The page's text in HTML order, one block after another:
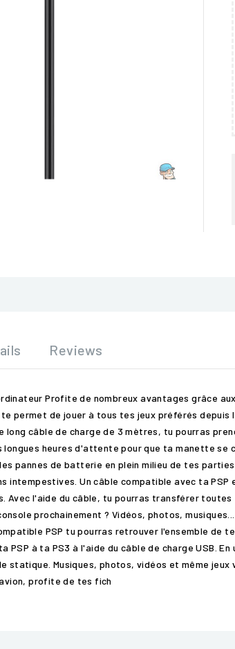

Reviews
Profite de nombreux avantages grâce
permet de jouer à tous tes jeux préférés
long câble de charge de 3 mètres, tu pourras
longues heures d'attente pour que ta manette
pannes de batterie en plein milieu de tes
intempestives. Un câble compatible avec ta
Avec l'aide du câble, tu pourras transférer
prochainement ? Vidéos, photos,
PSP tu pourras retrouver l'ensemble de
à ta PS3 à l'aide du câble de charge USB.
statique. Musiques, photos, vidéos et même
profite de tes fich